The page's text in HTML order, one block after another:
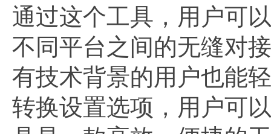
通过这个工具，用户可
不同平台之间的无缝对
有技术背景的用户也能
转换设置选项，用户可